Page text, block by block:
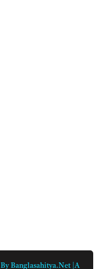
Banglasahitya.net |A